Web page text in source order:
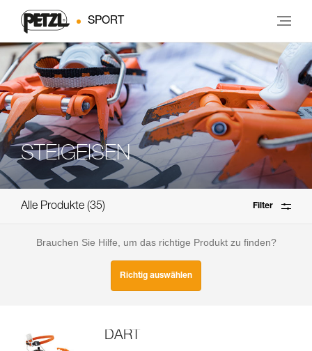
SPORT
STEIGEISEN
Alle Produkte 35 Filter
Brauchen Sie Hilfe, um das richtige Produkt zu finden?
Richtig auswählen
DART